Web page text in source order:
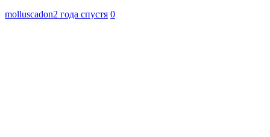
molluscadon2 года спустя 0